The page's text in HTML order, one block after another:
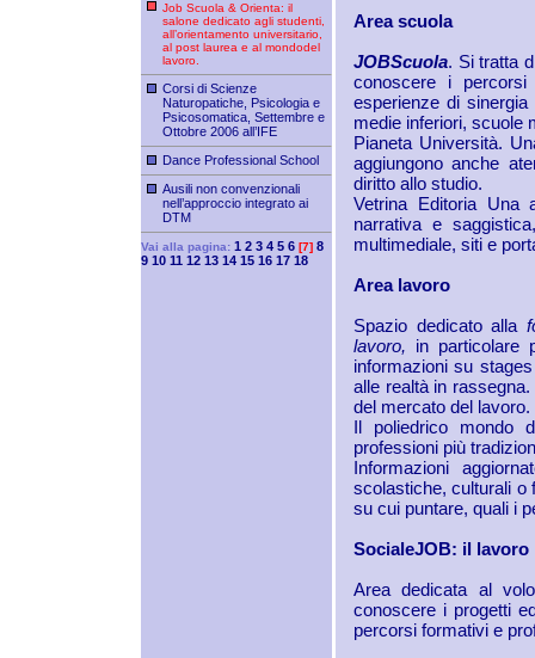
Job Scuola & Orienta: il
salone dedicato agli studenti,
all’orientamento universitario,
al post laurea e al mondodel
lavoro.
Corsi di Scienze
Naturopatiche, Psicologia e
Psicosomatica, Settembre e
Ottobre 2006 all’IFE
Dance Professional School
Ausili non convenzionali
nell’approccio integrato ai
DTM
Vai alla pagina: 1 2 3 4 5 6 [7] 8
9 10 11 12 13 14 15 16 17 18
Area scuola
JOBScuola. Si tratta
conoscere i
esperienze di
medie inferiori, scuole
Pianeta Università.
aggiungono anche
diritto allo studio.
Vetrina Editoria Una
narrativa e
multimediale, siti e
Area lavoro
Spazio dedicato alla
lavoro, in particolare
informazioni su
alle realtà in
del mercato del lavoro.
Il poliedrico mondo
professioni più
Informazioni
scolastiche, culturali o
su cui puntare, quali i
SocialeJOB: il lavoro
Area dedicata al
conoscere i progetti
percorsi formativi e